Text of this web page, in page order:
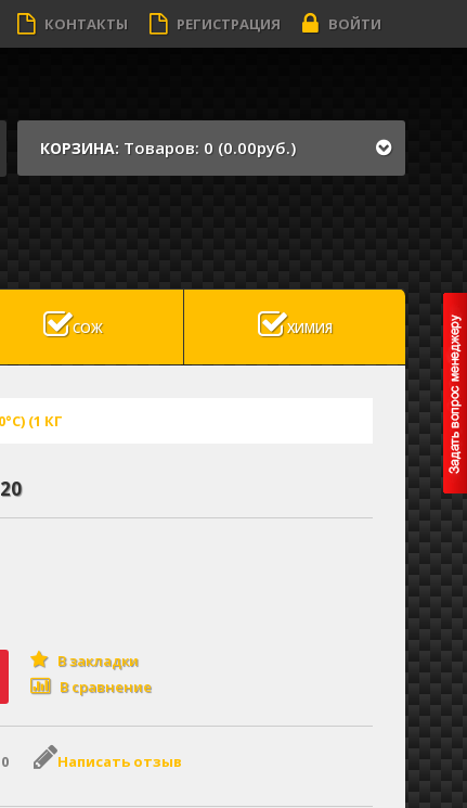
КОНТАКТЫ РЕГИСТРАЦИЯ ВОЙТИ
КОРЗИНА: Товаров: 0 (0.00руб.)
СОЖ ХИМИЯ
(1 КГ
В закладки
В сравнение
Написать отзыв